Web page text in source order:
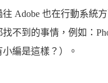
Adobe 也在行動系統
不到的事情，例如：
編是這樣？）。